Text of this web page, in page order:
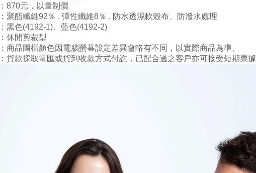
870元，以量制價
聚酯纖維92 ％ . 彈性纖維8％ . 防水透濕軟殼布、 防潑水處理
：黑色(4192-1)、藍色(4192-2)
休閒剪裁型
商品圖檔顏色因電腦螢幕設定差異會略有不同，以實際商品為準。
貨款採取電匯或貨到收款方式付訖，已配合過之客戶亦可接受短期票據